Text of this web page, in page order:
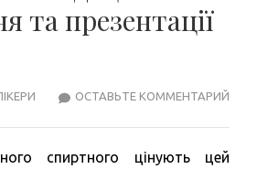
та презентації
ОСТАВЬТЕ КОММЕНТАРИЙ
спиртного цінують цей